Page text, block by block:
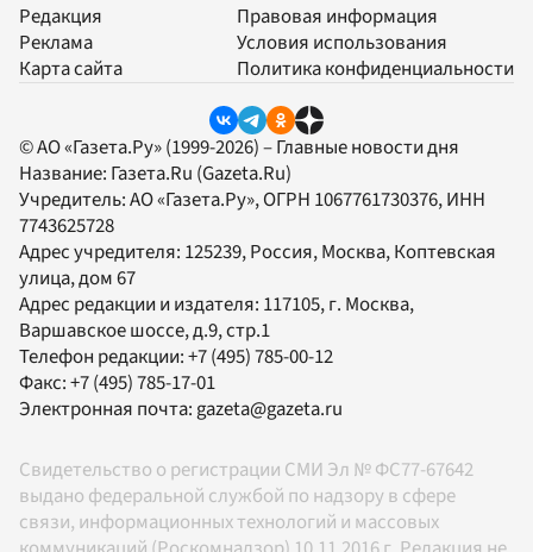
Редакция
Реклама
Карта сайта
Правовая информация
Условия использования
Политика конфиденциальности
© АО «Газета.Ру» (1999-2026) – Главные новости дня
Название: Газета.Ru (Gazeta.Ru)
Учредитель:АО «Газета.Ру», ОГРН 1067761730376, ИНН
7743625728
Адрес учредителя: 125239, Россия, Москва, Коптевская
улица, дом 67
Адрес редакции и издателя: 117105, г. Москва,
Варшавское шоссе, д.9, стр.1
Телефон редакции:+7 (495) 785-00-12
Факс:+7 (495) 785-17-01
Электронная почта:gazeta@gazeta.ru
Свидетельство о регистрации СМИ Эл № ФС77-67642
выдано федеральной службой по надзору в сфере
связи, информационных технологий и массовых